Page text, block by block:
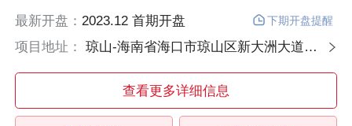
最新开盘： 2023.12 首期开盘 下期开盘提醒
项目地址： 琼山-海南省海口市琼山区新大洲大道世茂璀璨滨江营销中心（琼山中心新校区正对面）
查看更多详细信息